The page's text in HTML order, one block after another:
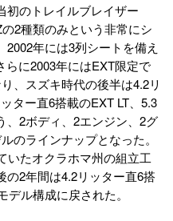
のトレイルブレイザー
2種類のみという非常にシ
年には3列シートを備え
に2003年にはEXT限定で
、スズキ時代の後半は4.2リ
ター直6搭載のEXT LT、5.3
、2ボディ、2エンジン、2グ
のラインナップとなった。
いたオクラホマ州の組立工
の2年間は4.2リッター直6搭
ル構成に戻された。